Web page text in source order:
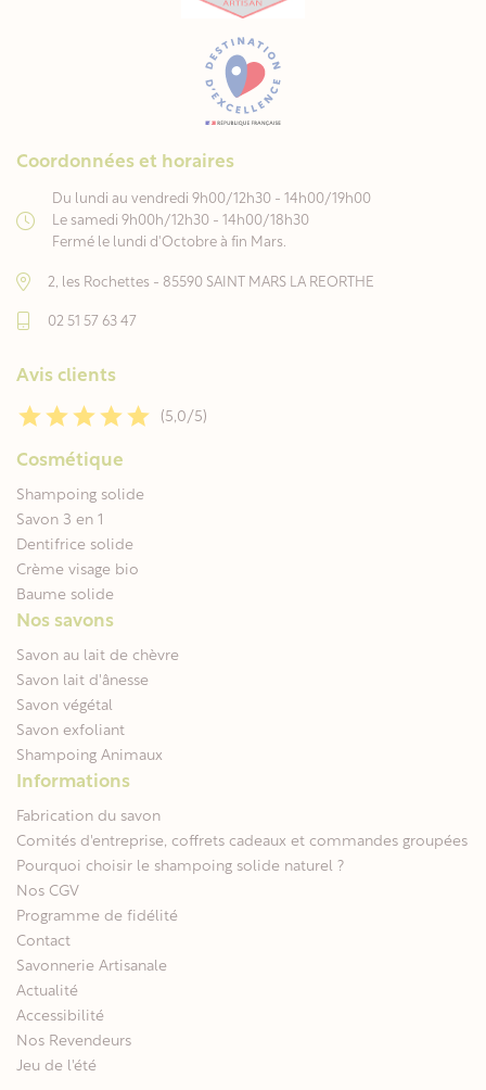
Coordonnées et horaires
Du lundi au vendredi 9h00/12h30 - 14h00/19h00
Le samedi 9h00h/12h30 - 14h00/18h30
Fermé le lundi d'Octobre à fin Mars.
2, les Rochettes - 85590 SAINT MARS LA REORTHE
02 51 57 63 47
Avis clients
(5,0/5)
Cosmétique
Shampoing solide
Savon 3 en 1
Dentifrice solide
Crème visage bio
Baume solide
Nos savons
Savon au lait de chèvre
Savon lait d'ânesse
Savon végétal
Savon exfoliant
Shampoing Animaux
Informations
Fabrication du savon
Comités d'entreprise, coffrets cadeaux et commandes groupées
Pourquoi choisir le shampoing solide naturel ?
Nos CGV
Programme de fidélité
Contact
Savonnerie Artisanale
Actualité
Accessibilité
Nos Revendeurs
Jeu de l'été